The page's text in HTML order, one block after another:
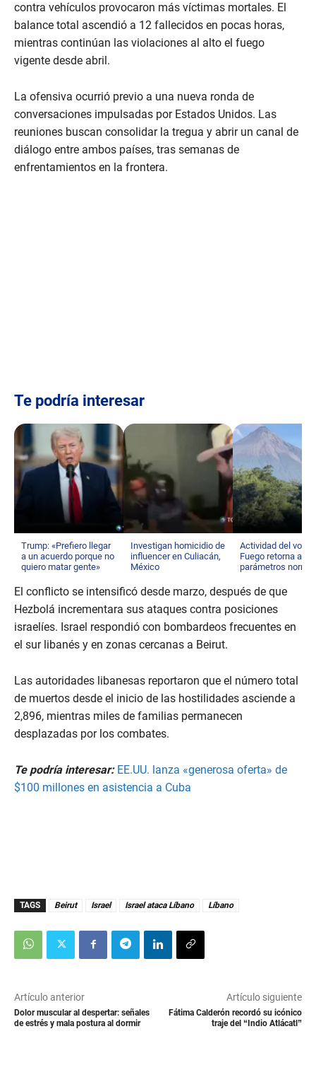
contra vehículos provocaron más víctimas mortales. El
balance total ascendió a 12 fallecidos en pocas horas,
mientras continúan las violaciones al alto el fuego
vigente desde abril.
La ofensiva ocurrió previo a una nueva ronda de
conversaciones impulsadas por Estados Unidos. Las
reuniones buscan consolidar la tregua y abrir un canal de
diálogo entre ambos países, tras semanas de
enfrentamientos en la frontera.
Te podría interesar
Trump: «Prefiero llegar
a un acuerdo porque no
quiero matar gente»
Investigan homicidio de
influencer en Culiacán,
México
Actividad del
Fuego retorna a
parámetros
El conflicto se intensificó desde marzo, después de que
Hezbolá incrementara sus ataques contra posiciones
israelíes. Israel respondió con bombardeos frecuentes en
el sur libanés y en zonas cercanas a Beirut.
Las autoridades libanesas reportaron que el número total
de muertos desde el inicio de las hostilidades asciende a
2,896, mientras miles de familias permanecen
desplazadas por los combates.
Te podría interesar: EE.UU. lanza «generosa oferta» de
$100 millones en asistencia a Cuba
TAGS Beirut Israel Israel ataca Líbano Líbano
Artículo anterior
Dolor muscular al despertar: señales
de estrés y mala postura al dormir
Artículo siguiente
Fátima Calderón recordó su icónico
traje del “Indio Atlácatl”